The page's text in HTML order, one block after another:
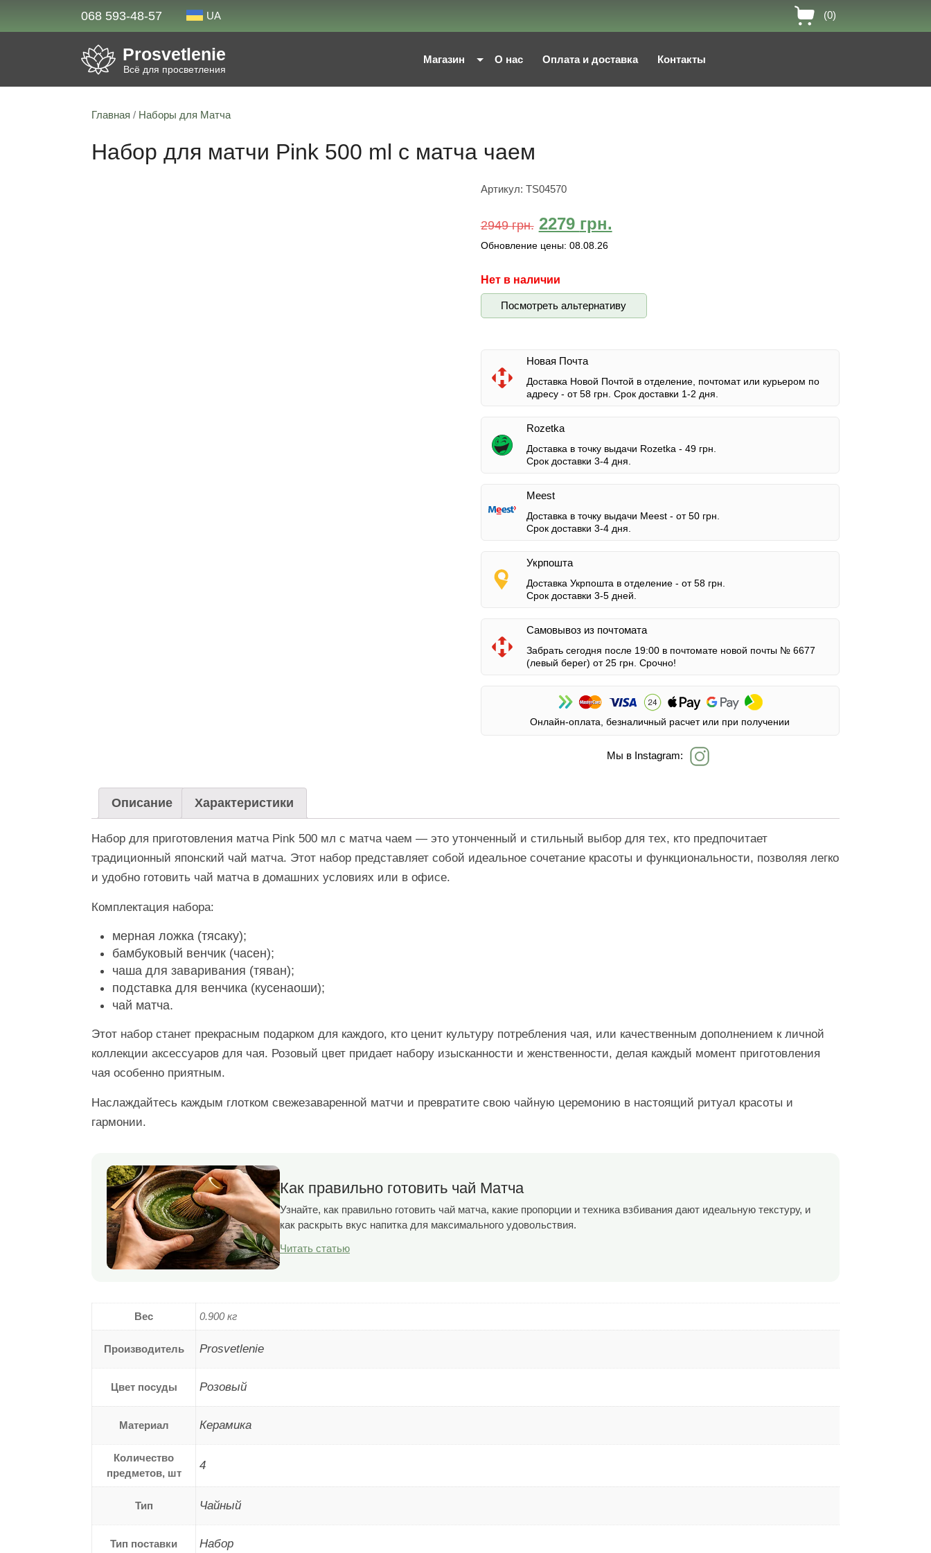
068 593-48-57 UA (0)
Prosvetlenie
Всё для просветления
Магазин О нас Оплата и доставка Контакты
Главная / Наборы для Матча
Набор для матчи Pink 500 ml с матча чаем
Артикул: TS04570
2949грн. 2279 грн.
Обновление цены: 08.08.26
Нет в наличии
Посмотреть альтернативу
Новая Почта
Доставка Новой Почтой в отделение, почтомат или курьером по
адресу - от 58 грн. Срок доставки 1-2 дня.
Rozetka
Доставка в точку выдачи Rozetka - 49 грн.
Срок доставки 3-4 дня.
Meest
Доставка в точку выдачи Meest - от 50 грн.
Срок доставки 3-4 дня.
Укрпошта
Доставка Укрпошта в отделение - от 58 грн.
Срок доставки 3-5 дней.
Самовывоз из почтомата
Забрать сегодня после 19:00 в почтомате новой почты № 6677
(левый берег) от 25 грн. Срочно!
Онлайн-оплата, безналичный расчет или при получении
Мы в Instagram:
Описание Характеристики
Набор для приготовления матча Pink 500 мл с матча чаем — это утонченный и стильный выбор для тех, кто предпочитает
традиционный японский чай матча. Этот набор представляет собой идеальное сочетание красоты и функциональности, позволяя легко
и удобно готовить чай матча в домашних условиях или в офисе.
Комплектация набора:
мерная ложка (тясаку);
бамбуковый венчик (часен);
чаша для заваривания (тяван);
подставка для венчика (кусенаоши);
чай матча.
Этот набор станет прекрасным подарком для каждого, кто ценит культуру потребления чая, или качественным дополнением к личной
коллекции аксессуаров для чая. Розовый цвет придает набору изысканности и женственности, делая каждый момент приготовления
чая особенно приятным.
Наслаждайтесь каждым глотком свежезаваренной матчи и превратите свою чайную церемонию в настоящий ритуал красоты и
гармонии.
Как правильно готовить чай Матча
Узнайте, как правильно готовить чай матча, какие пропорции и техника взбивания дают идеальную текстуру, и
как раскрыть вкус напитка для максимального удовольствия.
Читать статью
Вес 0.900 кг
Производитель Prosvetlenie
Цвет посуды Розовый
Материал Керамика
Количество
предметов, шт
4
Тип Чайный
Тип поставки Набор